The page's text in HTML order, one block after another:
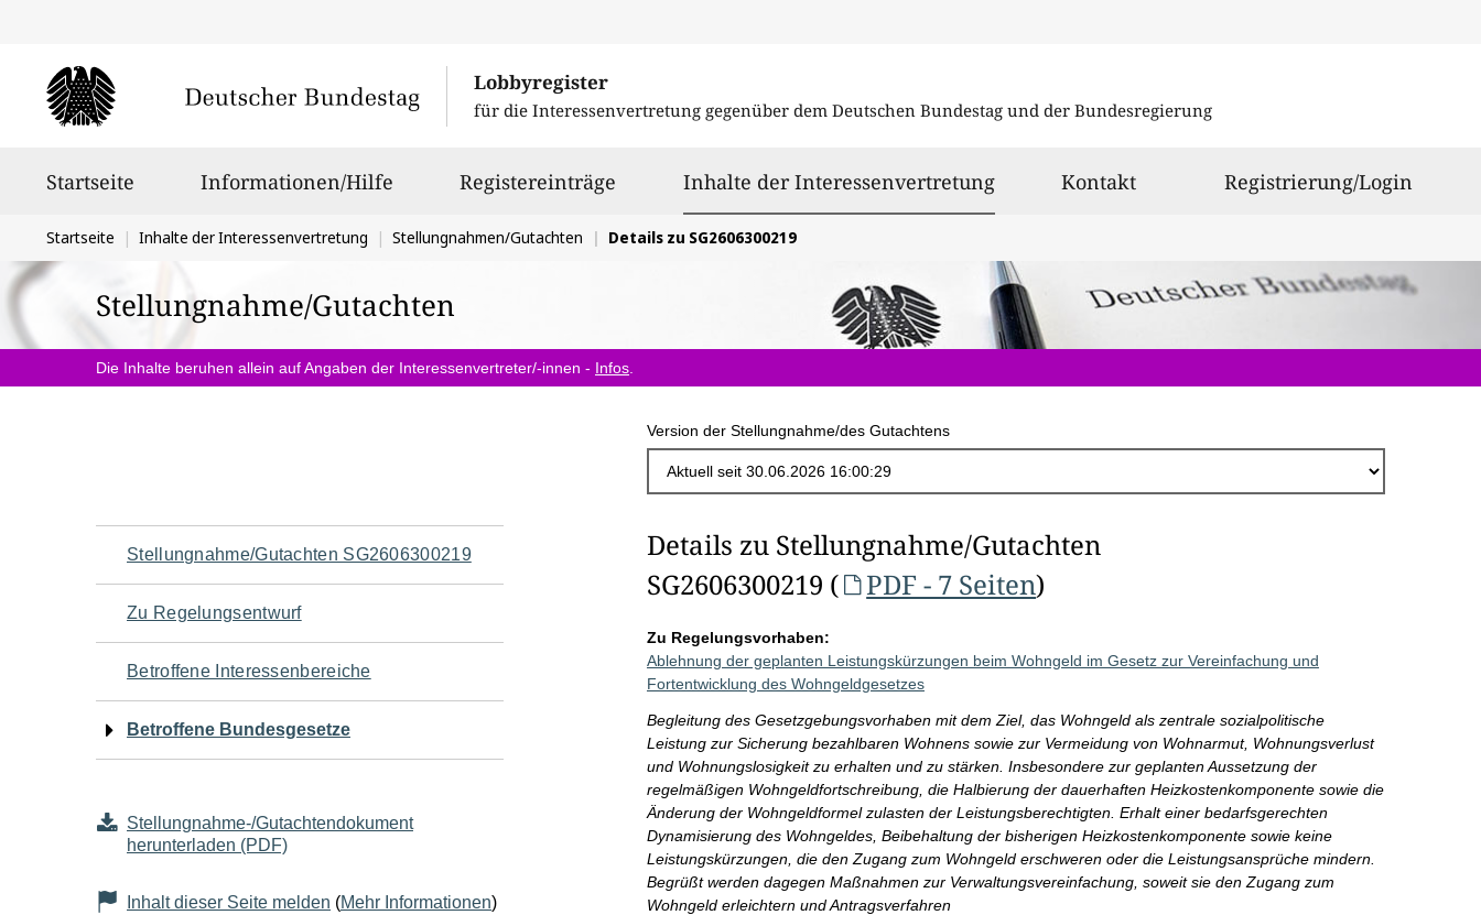
Lobbyregister
für die Interessenvertretung gegenüber dem Deutschen Bundestag und der Bundesregierung
Startseite Informationen/Hilfe Registereinträge Inhalte der Interessenvertretungausgewählt
Kontakt Registrierung/Login
Sie
befinden
sich
hier:
Startseite Inhalte der Interessenvertretung Stellungnahmen/Gutachten Details zu SG2606300219
Stellungnahme/Gutachten
Die Inhalte beruhen allein auf Angaben der Interessenvertreter/-innen - Infos
Version der Stellungnahme/des Gutachtens
Navigation
für
den
Seiteninhalt
Stellungnahme/Gutachten SG2606300219
Zu Regelungsentwurf
Betroffene Interessenbereiche
Betroffene Bundesgesetze
Stellungnahme-/Gutachtendokument
herunterladen (PDF)
Inhalt dieser Seite melden (Mehr Informationen)
Details zu Stellungnahme/Gutachten
SG2606300219 (
PDF - 7 Seiten)
Zu Regelungsvorhaben:
Ablehnung der geplanten Leistungskürzungen beim Wohngeld im Gesetz zur Vereinfachung und
Fortentwicklung des Wohngeldgesetzes
Begleitung des Gesetzgebungsvorhaben mit dem Ziel, das Wohngeld als zentrale sozialpolitische
Leistung zur Sicherung bezahlbaren Wohnens sowie zur Vermeidung von Wohnarmut, Wohnungsverlust
und Wohnungslosigkeit zu erhalten und zu stärken. Insbesondere zur geplanten Aussetzung der
regelmäßigen Wohngeldfortschreibung, die Halbierung der dauerhaften Heizkostenkomponente sowie die
Änderung der Wohngeldformel zulasten der Leistungsberechtigten. Erhalt einer bedarfsgerechten
Dynamisierung des Wohngeldes, Beibehaltung der bisherigen Heizkostenkomponente sowie keine
Leistungskürzungen, die den Zugang zum Wohngeld erschweren oder die Leistungsansprüche mindern.
Begrüßt werden dagegen Maßnahmen zur Verwaltungsvereinfachung, soweit sie den Zugang zum
Wohngeld erleichtern und Antragsverfahren